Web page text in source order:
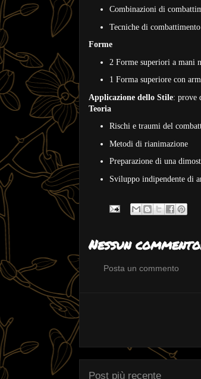
Combinazioni di
Tecniche di
Forme
2 Forme superiori a mani
1 Forma superiore con
Applicazione dello Stile: prove
Teoria
Rischi e traumi del
Metodi di rianimazione
Preparazione di una
Sviluppo indipendente di
Nessun
Posta un commento
Post più recente